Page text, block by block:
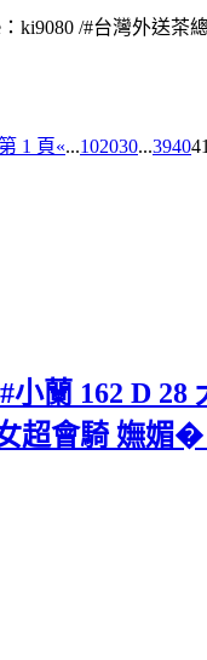
ki9080 /#台灣外送茶
1 頁«...102030...394041
小蘭 162 D 28
超會騎 嫵媚�